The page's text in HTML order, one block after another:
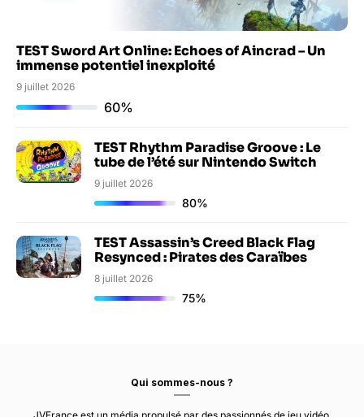
TEST Sword Art Online: Echoes of Aincrad – Un
immense potentiel inexploité
9 juillet 2026
60%
TEST Rhythm Paradise Groove : Le
tube de l’été sur Nintendo Switch
9 juillet 2026
80%
TEST Assassin’s Creed Black Flag
Resynced : Pirates des Caraïbes
8 juillet 2026
75%
Qui sommes-nous ?